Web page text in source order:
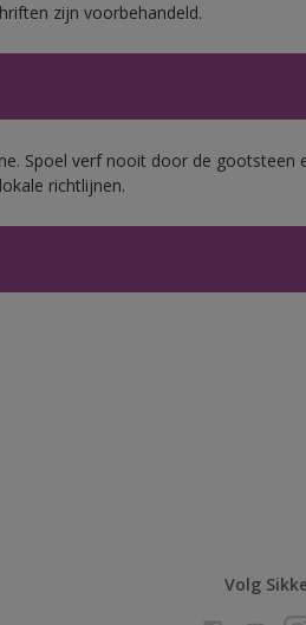
zijn voorbehandeld.
Spoel verf nooit door de
richtlijnen.
Volg